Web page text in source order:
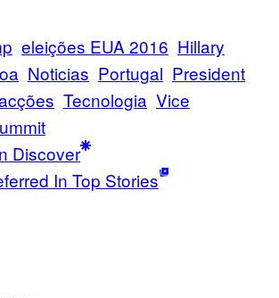
eleições EUA 2016 Hillary
Noticias Portugal President
Tecnologia Vice
Discover
In Top Stories